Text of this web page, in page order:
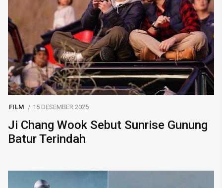
FILM 15 DESEMBER 2025
Ji Chang Wook Sebut Sunrise Gunung
Batur Terindah